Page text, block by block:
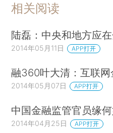
相关阅读
陆磊：中央和地方应
2014年05月11日 APP打开
融360叶大清：互联
2014年05月07日 APP打开
中国金融监管官员缘
2014年04月25日 APP打开